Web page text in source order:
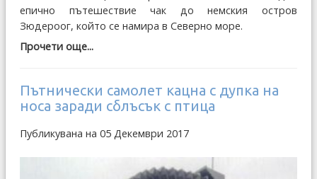
епично пътешествие чак до немския остров
Зюдероог, който се намира в Северно море.
Прочети още...
Пътнически самолет кацна с дупка на
носа заради сблъсък с птица
Публикувана на 05 Декември 2017